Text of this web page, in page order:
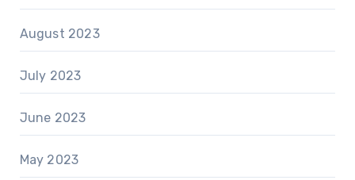
August 2023
July 2023
June 2023
May 2023